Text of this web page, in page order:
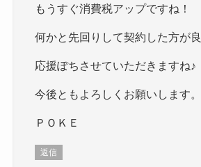
もうすぐ消費税アップですね！
何かと先回りして契約した方が良
応援ぽちさせていただきますね♪
今後ともよろしくお願いします。
ＰＯＫＥ
返信